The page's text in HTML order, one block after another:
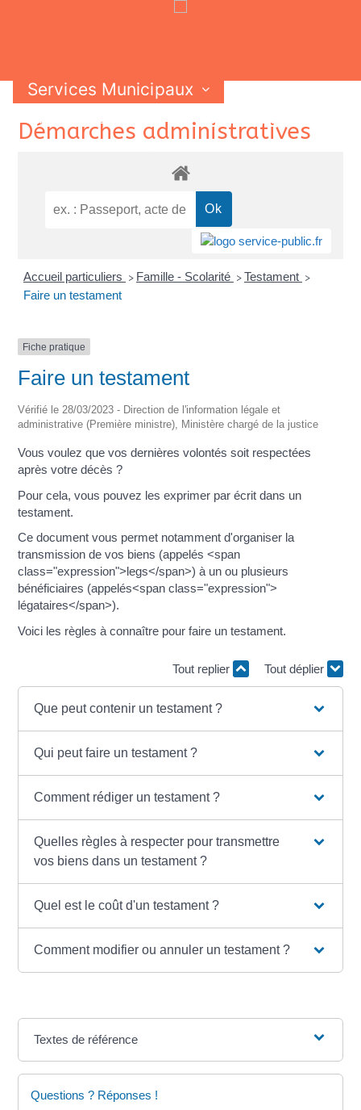
Services Municipaux
Vie Municipale
Vie Pratique
Contactez-nous
SkipDémarches administratives
Accueil particuliers > Famille - Scolarité > Testament >
Faire un testament
Fiche pratique
Faire un testament
Vérifié le 28/03/2023 - Direction de l'information légale et
administrative (Première ministre), Ministère chargé de la justice
Vous voulez que vos dernières volontés soit respectées
après votre décès ?
Pour cela, vous pouvez les exprimer par écrit dans un
testament.
Ce document vous permet notamment d'organiser la
transmission de vos biens (appelés <span
class="expression">legs</span>) à un ou plusieurs
bénéficiaires (appelés<span class="expression">
légataires</span>).
Voici les règles à connaître pour faire un testament.
Tout replier Tout déplier
Que peut contenir un testament ?
Qui peut faire un testament ?
Comment rédiger un testament ?
Quelles règles à respecter pour transmettre
vos biens dans un testament ?
Quel est le coût d'un testament ?
Comment modifier ou annuler un testament ?
Textes de référence
Questions ? Réponses !